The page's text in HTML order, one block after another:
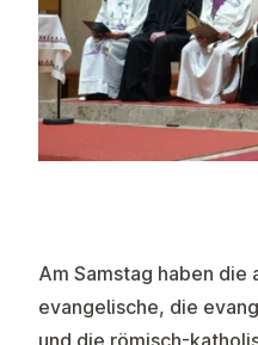
Am Samstag haben die
evangelische, die